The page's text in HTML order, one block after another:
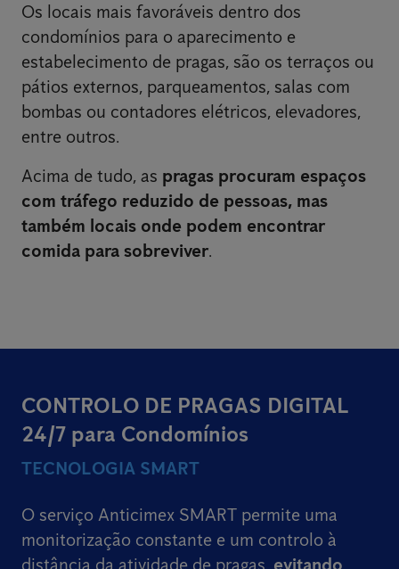
Os locais mais favoráveis dentro dos
condomínios para o aparecimento e
estabelecimento de pragas, são os terraços ou
pátios externos, parqueamentos, salas com
bombas ou contadores elétricos, elevadores,
entre outros.
Acima de tudo, as pragas procuram espaços
com tráfego reduzido de pessoas, mas
também locais onde podem encontrar
comida para sobreviver.
CONTROLO DE PRAGAS DIGITAL
24/7 para Condomínios
TECNOLOGIA SMART
O serviço Anticimex SMART permite uma
monitorização constante e um controlo à